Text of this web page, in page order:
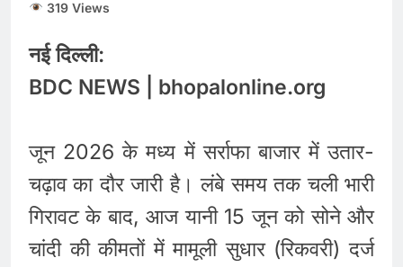
319 Views
नई दिल्ली:
BDC NEWS | bhopalonline.org
जून 2026 के मध्य में सर्राफा बाजार में उतार-
चढ़ाव का दौर जारी है। लंबे समय तक चली भारी
गिरावट के बाद, आज यानी 15 जून को सोने और
चांदी की कीमतों में मामूली सुधार (रिकवरी) दर्ज